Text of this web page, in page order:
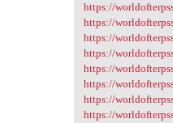
https://
https://
https://
https://
https://
https://
https://
https://